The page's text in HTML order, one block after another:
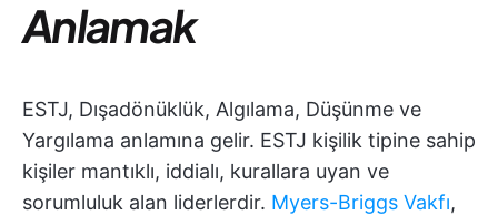
Anlamak
ESTJ, Dışadönüklük, Algılama, Düşünme ve
Yargılama anlamına gelir. ESTJ kişilik tipine sahip
kişiler mantıklı, iddialı, kurallara uyan ve
sorumluluk alan liderlerdir. Myers-Briggs Vakfı,